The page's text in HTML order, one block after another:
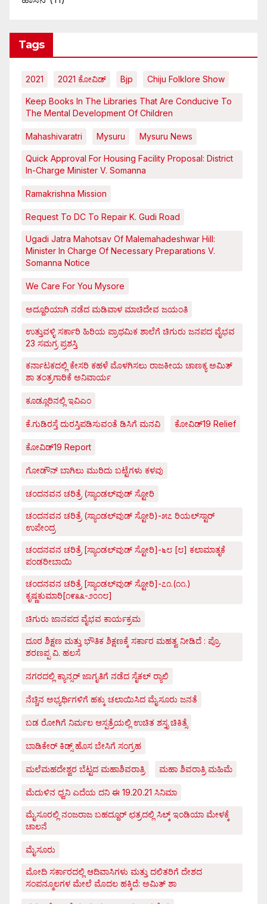
Tags
2021 2021 ಕೋವಿಡ್‌ Bjp Chiju Folklore Show
Keep Books In The Libraries That Are Conducive To
The Mental Development Of Children
Mahashivaratri Mysuru Mysuru News
Quick Approval For Housing Facility Proposal: District
In-Charge Minister V. Somanna
Ramakrishna Mission
Request To DC To Repair K. Gudi Road
Ugadi Jatra Mahotsav Of Malemahadeshwar Hill:
Minister In Charge Of Necessary Preparations V.
Somanna Notice
We Care For You Mysore
ಅದ್ದೂರಿಯಾಗಿ ನಡೆದ ಮಡಿವಾಳ ಮಾಚಿದೇವ ಜಯಂತಿ
ಉತ್ತುವಳ್ಳಿ ಸರ್ಕಾರಿ ಹಿರಿಯ ಪ್ರಾಥಮಿಕ ಶಾಲೆಗೆ ಚಿಗುರು ಜನಪದ ವೈಭವ
23 ಸಮಗ್ರ ಪ್ರಶಸ್ತಿ
ಕರ್ನಾಟಕದಲ್ಲಿ ಕೇಸರಿ ಕಹಳೆ ಮೊಳಗಿಸಲು ರಾಜಕೀಯ ಚಾಣಕ್ಯ ಅಮಿತ್
ಶಾ ತಂತ್ರಗಾರಿಕೆ ಅನಿವಾರ್ಯ
ಕೂಡ್ಲೂರಿನಲ್ಲಿ ಇವಿಎಂ
ಕೆ.ಗುಡಿರಸ್ತೆ ದುರಸ್ತಿಪಡಿಸುವಂತೆ ಡಿಸಿಗೆ ಮನವಿ ಕೋವಿಡ್‌19 Relief
ಕೋವಿಡ್‌19 Report
ಗೋಡೌನ್ ಬಾಗಿಲು ಮುರಿದು ಬಟ್ಟೆಗಳು ಕಳವು
ಚಂದನವನ ಚರಿತ್ರೆ (ಸ್ಯಾಂಡಲ್‌ವುಡ್ ಸ್ಟೋರಿ
ಚಂದನವನ ಚರಿತ್ರೆ (ಸ್ಯಾಂಡಲ್‌ವುಡ್ ಸ್ಟೋರಿ)-೫೭ ರಿಯಲ್‌ಸ್ಟಾರ್
ಉಪೇಂದ್ರ
ಚಂದನವನ ಚರಿತ್ರೆ [ಸ್ಯಾಂಡಲ್‌ವುಡ್ ಸ್ಟೋರಿ]-೬೮ [೮] ಕಲಾಮಾತೃಕೆ
ಪಂಡರೀಬಾಯಿ
ಚಂದನವನ ಚರಿತ್ರೆ [ಸ್ಯಾಂಡಲ್‌ವುಡ್ ಸ್ಟೋರಿ]-೭೧.(೧೧.)
ಕೃಷ್ಣಕುಮಾರಿ[೧೯೩೩-೨೦೧೮]
ಚಿಗುರು ಜಾನಪದ ವೈಭವ ಕಾರ್ಯಕ್ರಮ
ದೂರ ಶಿಕ್ಷಣ ಮತ್ತು ಭೌತಿಕ ಶಿಕ್ಷಣಕ್ಕೆ ಸರ್ಕಾರ ಮಹತ್ವ ನೀಡಿದೆ : ಪ್ರೊ.
ಶರಣಪ್ಪ ವಿ. ಹಲಸೆ
ನಗರದಲ್ಲಿ ಕ್ಯಾನ್ಸರ್ ಜಾಗೃತಿಗೆ ನಡೆದ ಸೈಕಲ್ ರ್‍ಯಾಲಿ
ನೆಚ್ಚಿನ ಅಭ್ಯರ್ಥಿಗಳಿಗೆ ಹಕ್ಕು ಚಲಾಯಿಸಿದ ಮೈಸೂರು ಜನತೆ
ಬಡ ರೋಗಿಗೆ ನಿರ್ಮಲ ಆಸ್ಪತ್ರೆಯಲ್ಲಿ ಉಚಿತ ಶಸ್ತೃ ಚಿಕಿತ್ಸೆ
ಬಾಡಿಕೇರ್ ಕಿಡ್ಸ್ ಹೊಸ ಬೇಸಿಗೆ ಸಂಗ್ರಹ
ಮಲೆಮಹದೇಶ್ವರ ಬೆಟ್ಟದ ಮಹಾಶಿವರಾತ್ರಿ ಮಹಾ ಶಿವರಾತ್ರಿ ಮಹಿಮೆ
ಮೆದುಳಿನ ಧ್ವನಿ ಎದೆಯ ದನಿ ಈ 19.20.21 ಸಿನಿಮಾ
ಮೈಸೂರಲ್ಲಿ ನಂಜರಾಜ ಬಹದ್ದೂರ್ ಛತ್ರದಲ್ಲಿ ಸಿಲ್ಕ್ ಇಂಡಿಯಾ ಮೇಳಕ್ಕೆ
ಚಾಲನೆ
ಮೈಸೂರು
ಮೋದಿ ಸರ್ಕಾರದಲ್ಲಿ ಆದಿವಾಸಿಗಳು ಮತ್ತು ದಲಿತರಿಗೆ ದೇಶದ
ಸಂಪನ್ಮೂಲಗಳ ಮೇಲೆ ಮೊದಲ ಹಕ್ಕಿದೆ: ಅಮಿತ್ ಶಾ